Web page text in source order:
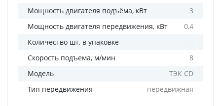
Мощность двигателя подъёма, кВт
3
Мощность двигателя передвижения, кВт
0,4
Количество шт. в упаковке
-
Скорость подъема, м/мин
8
Модель
ТЭК CD
Тип передвижения
передвижная